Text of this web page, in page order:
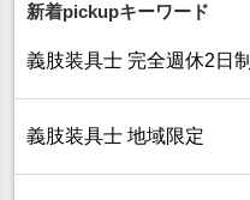
新着pickupキーワード
義肢装具士 完全週休2日制
義肢装具士 地域限定